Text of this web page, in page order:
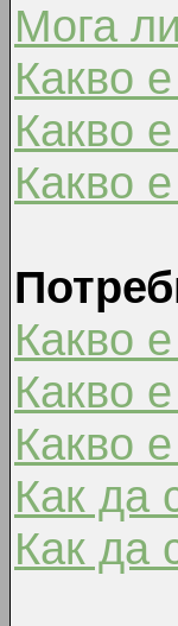
Мога
Какво
Какво
Какво
Какво
Какво
Какво
Как да
Как да